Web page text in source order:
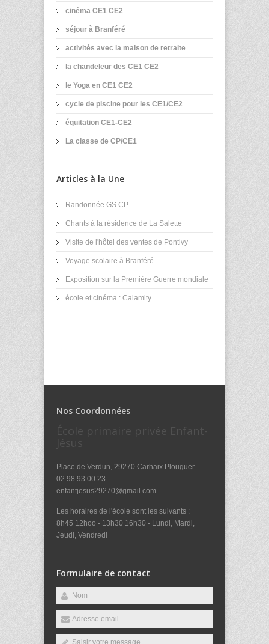
cinéma CE1 CE2
séjour à Branféré
activités avec la maison de retraite
la chandeleur des CE1 CE2
le Yoga en CE1 CE2
cycle de piscine pour les CE1/CE2
équitation CE1-CE2
La classe de CP/CE1
Articles à la Une
Randonnée GS CP
Chants à la résidence de La Salette
Visite de l'hôtel des ventes de Pontivy
Voyage scolaire à Branféré
Exposition sur la Première Guerre mondiale
école et cinéma : Calamity
Nos Coordonnées
École primaire privée Enfant-
Jésus
Place de Verdun, 29270 Carhaix Plouguer
02.98.93.00.23
enfantjesus29270@gmail.com
Les horaires de l'école sont les suivants :
8h45 12hoo - 13h30 16h30 - Lundi, Mardi,
Jeudi, Vendredi
Formulaire de contact